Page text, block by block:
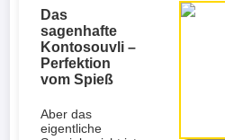
Das
sagenhafte
Kontosouvli –
Perfektion
vom Spieß
Aber das
eigentliche